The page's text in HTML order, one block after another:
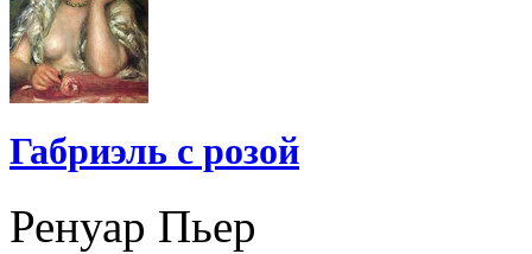
Габриэль с розой
Ренуар Пьер